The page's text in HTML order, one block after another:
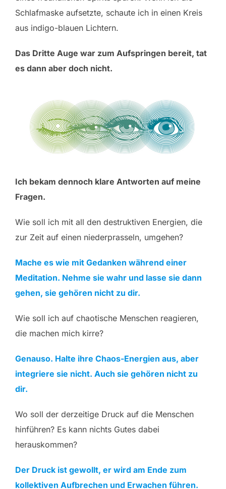
Schlafmaske aufsetzte, schaute ich in einen Kreis
aus indigo-blauen Lichtern.
Das Dritte Auge war zum Aufspringen bereit, tat
es dann aber doch nicht.
Ich bekam dennoch klare Antworten auf meine
Fragen.
Wie soll ich mit all den destruktiven Energien, die
zur Zeit auf einen niederprasseln, umgehen?
Mache es wie mit Gedanken während einer
Meditation. Nehme sie wahr und lasse sie dann
gehen, sie gehören nicht zu dir.
Wie soll ich auf chaotische Menschen reagieren,
die machen mich kirre?
Genauso. Halte ihre Chaos-Energien aus, aber
integriere sie nicht. Auch sie gehören nicht zu
dir.
Wo soll der derzeitige Druck auf die Menschen
hinführen? Es kann nichts Gutes dabei
herauskommen?
Der Druck ist gewollt, er wird am Ende zum
kollektiven Aufbrechen und Erwachen führen.